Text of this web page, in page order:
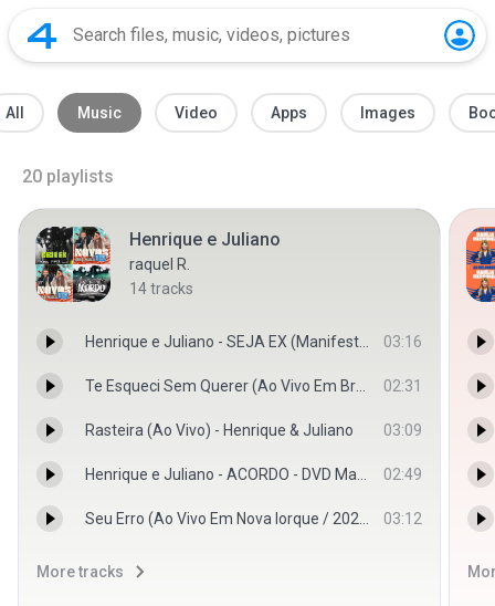
All Music Video Apps Images
20 playlists
Henrique e Juliano
raquel R.
14tracks
Henrique e Juliano - SEJA EX (Manifesto Musical 2) - Henrique e Juliano 03:16
Te Esqueci Sem Querer (Ao Vivo Em Brasília) - Henrique & Juliano 02:31
Rasteira (Ao Vivo) - Henrique & Juliano 03:09
Henrique e Juliano - ACORDO - DVD Manifesto Musical - Henrique & Juliano 02:49
Seu Erro (Ao Vivo Em Nova Iorque / 2022) - Henrique & Juliano 03:12
More tracks